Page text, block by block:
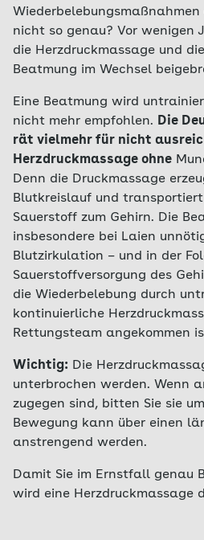
nicht so genau? Vor wenigen
die Herzdruckmassage und
Beatmung im Wechsel
Eine Beatmung wird
nicht mehr empfohlen. Die
rät vielmehr für nicht
Herzdruckmassage ohne
Denn die Druckmassage
Blutkreislauf und
Sauerstoff zum Gehirn. Die
insbesondere bei Laien
Blutzirkulation – und in der
Sauerstoffversorgung des
die Wiederbelebung durch
kontinuierliche
Rettungsteam angekommen
Wichtig: Die
unterbrochen werden. Wenn
zugegen sind, bitten Sie sie
Bewegung kann über einen
anstrengend werden.
Damit Sie im Ernstfall genau
wird eine Herzdruckmassage